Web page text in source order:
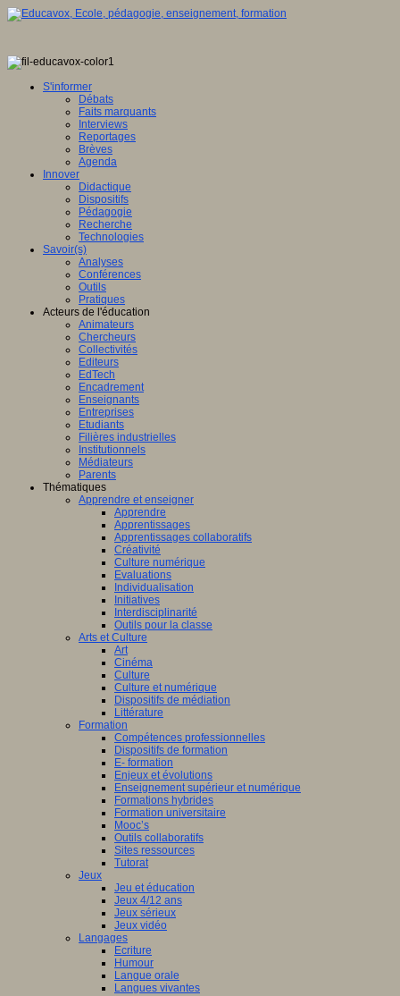
S'informer
Débats
Faits marquants
Interviews
Reportages
Brèves
Agenda
Innover
Didactique
Dispositifs
Pédagogie
Recherche
Technologies
Savoir(s)
Analyses
Conférences
Outils
Pratiques
Acteurs de l'éducation
Animateurs
Chercheurs
Collectivités
Editeurs
EdTech
Encadrement
Enseignants
Entreprises
Etudiants
Filières industrielles
Institutionnels
Médiateurs
Parents
Thématiques
Apprendre et enseigner
Apprendre
Apprentissages
Apprentissages collaboratifs
Créativité
Culture numérique
Evaluations
Individualisation
Initiatives
Interdisciplinarité
Outils pour la classe
Arts et Culture
Art
Cinéma
Culture
Culture et numérique
Dispositifs de médiation
Littérature
Formation
Compétences professionnelles
Dispositifs de formation
E- formation
Enjeux et évolutions
Enseignement supérieur et numérique
Formations hybrides
Formation universitaire
Mooc’s
Outils collaboratifs
Sites ressources
Tutorat
Jeux
Jeu et éducation
Jeux 4/12 ans
Jeux sérieux
Jeux vidéo
Langages
Ecriture
Humour
Langue orale
Langues vivantes